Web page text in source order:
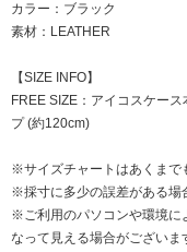
カラー：ブラック
素材：LEATHER
【SIZE INFO】
FREE SIZE：アイコスケー
プ (約120cm)
※サイズチャートはあくまで
※採寸に多少の誤差がある場
※ご利用のパソコンや環境に
なって見える場合がございま